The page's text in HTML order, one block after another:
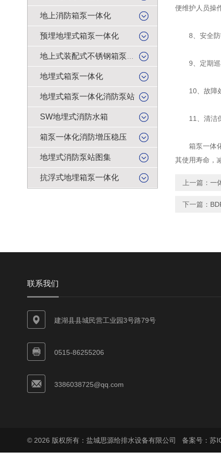
地上消防箱泵一体化
预埋地埋式箱泵一体化
地埋式箱泵一体化
地埋式箱泵一体化消防泵站
SW地埋式消防水箱
箱泵一体化消防增压稳压
地埋式消防泵站图集
抗浮式地埋箱泵一体化
便维护人员操
8、安全防护
9、定期巡检
10、故障处
11、清洁保
箱泵一体化
其使用寿命，
上一篇： 一
下一篇：
联系我们
建湖县县城民营工业园3号路79号
0515-86255206
3386038725@qq.com
© 2026 版权所有：盐城思源给排水设备有限公司 备案号：苏